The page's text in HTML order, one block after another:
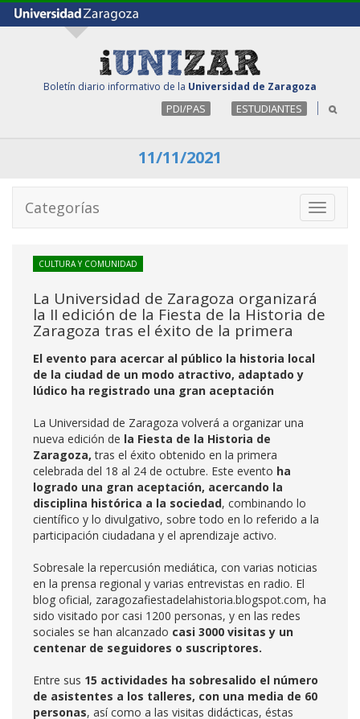
Boletín diario informativo de la Universidad de Zaragoza
PDI/PAS ESTUDIANTES
11/11/2021
Toggle
Categorías
CULTURA Y COMUNIDAD
La Universidad de Zaragoza organizará
la II edición de la Fiesta de la Historia de
Zaragoza tras el éxito de la primera
El evento para acercar al público la historia local
de la ciudad de un modo atractivo, adaptado y
lúdico ha registrado una gran aceptación
La Universidad de Zaragoza volverá a organizar una
nueva edición de la Fiesta de la Historia de
Zaragoza,tras el éxito obtenido en la primera
celebrada del 18 al 24 de octubre. Este evento ha
logrado una gran aceptación, acercando la
disciplina histórica a la sociedad, combinando lo
científico y lo divulgativo, sobre todo en lo referido a la
participación ciudadana y el aprendizaje activo.
Sobresale la repercusión mediática, con varias noticias
en la prensa regional y varias entrevistas en radio. El
blog oficial, zaragozafiestadelahistoria.blogspot.com, ha
sido visitado por casi 1200 personas, y en las redes
sociales se han alcanzado casi 3000 visitas y un
centenar de seguidores o suscriptores.
Entre sus 15 actividades ha sobresalido el número
de asistentes a los talleres, con una media de 60
personas, así como a las visitas didácticas, éstas